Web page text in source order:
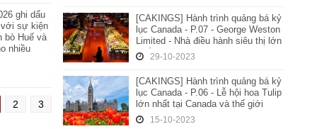
ghi dấu
với sự kiện
bò Huế và
nhiều
2 3
[CAKINGS] Hành trình quảng bá kỷ
lục Canada - P.06 - Lễ hội hoa Tulip
lớn nhất tại Canada và thế giới
15-10-2023
[CAKINGS] Hành trình quảng bá kỷ
lục Canada - P.05 - Lễ hội mùa
đông Québec - Lễ hội mùa đông lâu
đời nhất Canada
14-10-2023
Tổ chức Kỷ lục Việt Nam
(VietKings) chính thức được ủy
quyền triển khai giải vinh danh
GRAND RECORDS – TINH HOA
KỶ LỤC tại Việt Nam
02-08-2025
VietKings đề cử thành công 10 Kỷ
lục Châu Á mới cho Ẩm thực và
Quà tặng Đặc sản của Việt Nam
(Lần IV, Năm 2023-2024)
05-12-2023
Kiến trúc sư Hoàng Tuấn Long và
nghệ thuật BOARC đón nhận Kỷ lục
Thế giới từ Liên minh Kỷ lục Thế
giới - WorldKings
18-12-2020